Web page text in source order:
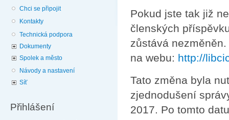
Chci se připojit
Kontakty
Technická podpora
Dokumenty
Spolek a město
Návody a nastavení
Síť
Přihlášení
Pokud jste tak již
členských
zůstává
na webu: http://
Tato změna byla
zjednodušení
2017. Po tomto